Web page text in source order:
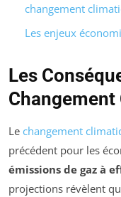
changement
Les enjeux
Les
Le changement
précédent pour les
émissions de gaz à
projections révèlent